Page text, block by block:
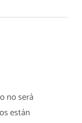
no será
están